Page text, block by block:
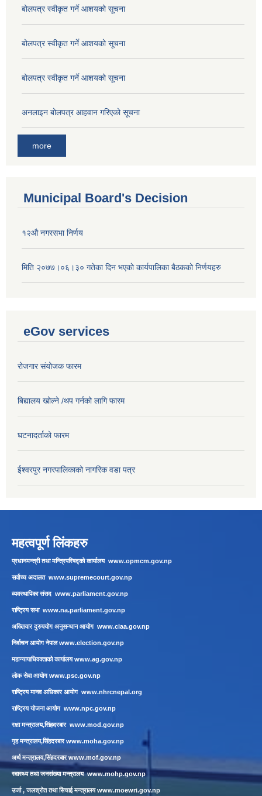
बोलपत्र स्वीकृत गर्ने आशयको सूचना
बोलपत्र स्वीकृत गर्ने आशयको सूचना
बोलपत्र स्वीकृत गर्ने आशयको सूचना
अनलाइन बोलपत्र आहवान गरिएको सूचना
more
Municipal Board's Decision
१२औ नगरसभा निर्णय
मिति २०७७।०६।३० गतेका दिन भएकाे कार्यपालिका बैठकको निर्णयहरु
eGov services
रोजगार संयोजक फारम
बिद्यालय खोल्ने /थप गर्नको लागि फारम
घटनादर्ताको फारम
ईश्वरपुर नगरपालिकाको नागरिक वडा पत्र
महत्वपूर्ण लिंकहरु
प्रधानमन्त्री तथा मन्त्रिपरिषद्को कार्यालय www.opmcm.gov.np
सर्वोच्च अदालत www.supremecourt.gov.np
व्यवस्थापिका संसद www.parliament.gov.np
राष्ट्रिय सभा www.na.parliament.gov.np
अख्तियार दुरुपयोग अनुसन्धान आयोग www.ciaa.gov.np
निर्वाचन आयोग नेपालwww.election.gov.np
महान्यायाधिवक्ताको कार्यालयwww.ag.gov.np
लाेक सेवा आयाेगwww.psc.gov.np
राष्ट्रिय मानव अधिकार आयोग www.nhrcnepal.org
राष्ट्रिय योजना आयोग www.npc.gov.np
रक्षा मन्त्रालय,सिंहदरबार www.mod.gov.np
गृह मन्त्रालय,सिंहदरबारwww.moha.gov.np
अर्थ मन्त्रालय,सिंहदरबारwww.mof.gov.np
स्वास्थ्य तथा जनसंख्या मन्त्रालयwww.mohp.gov.np
उर्जा , जलश्रोत तथा सिचाई मन्त्रालयwww.moewri.gov.np